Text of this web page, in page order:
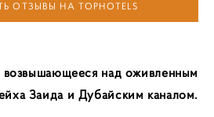
ОТЗЫВЫ НА TOPHOTELS
возвышающееся над оживленным
Заида и Дубайским каналом.